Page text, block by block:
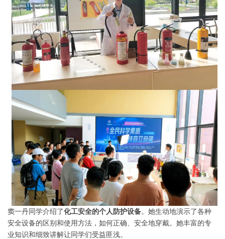
窦一丹同学介绍了化工安全的个人防护设备。她生动地演示了各种
安全设备的区别和使用方法，如何正确、安全地穿戴。她丰富的专
业知识和细致讲解让同学们受益匪浅。